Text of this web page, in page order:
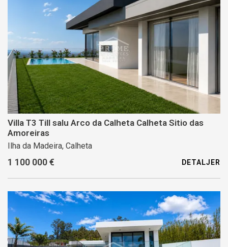
Villa T3 Till salu Arco da Calheta Calheta Sitio das
Amoreiras
Ilha da Madeira, Calheta
1 100 000 € DETALJER